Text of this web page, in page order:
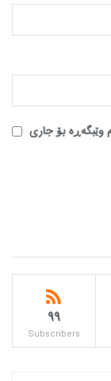
وێبگەڕە بۆ جاری
99
Subscribers